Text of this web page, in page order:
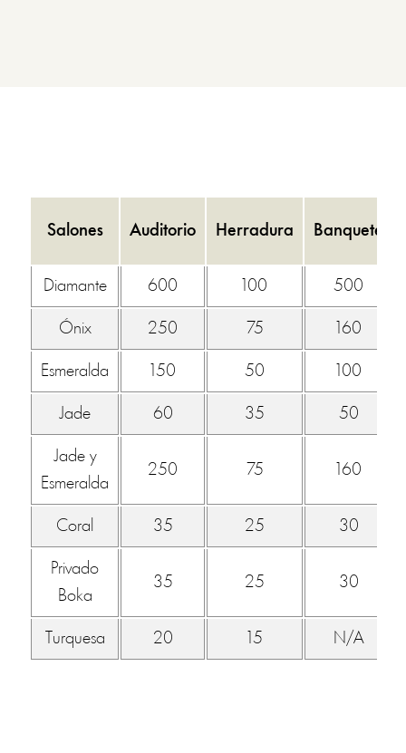
Salones Auditorio Herradura Banquete
Diamante 600 100 500
Ónix 250 75 160
Esmeralda 150 50 100
Jade 60 35 50
Jade y
Esmeralda
250 75 160
Coral 35 25 30
Privado
Boka
35 25 30
Turquesa 20 15 N/A